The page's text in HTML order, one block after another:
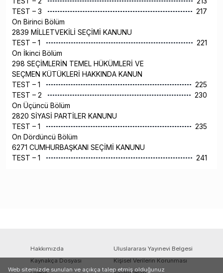
TEST – 3
217
On Birinci Bölüm
2839 MİLLETVEKİLİ SEÇİMİ KANUNU
TEST – 1
221
On İkinci Bölüm
298 SEÇİMLERİN TEMEL HÜKÜMLERİ VE
SEÇMEN KÜTÜKLERİ HAKKINDA KANUN
TEST – 1
225
TEST – 2
230
On Üçüncü Bölüm
2820 SİYASİ PARTİLER KANUNU
TEST – 1
235
On Dördüncü Bölüm
6271 CUMHURBAŞKANI SEÇİMİ KANUNU
TEST – 1
241
Hakkımızda
Uluslararası Yayınevi Belgesi
Kaynakça Dosyası
Kişisel Verilerin Korunması
Web sitemizde sunulan ve açıkça talep etmiş olduğunuz